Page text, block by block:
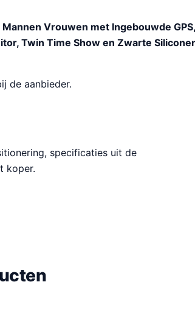
Vrouwen met Ingebouwde GPS,
Twin Time Show en Zwarte
de aanbieder.
specificaties uit de
koper.